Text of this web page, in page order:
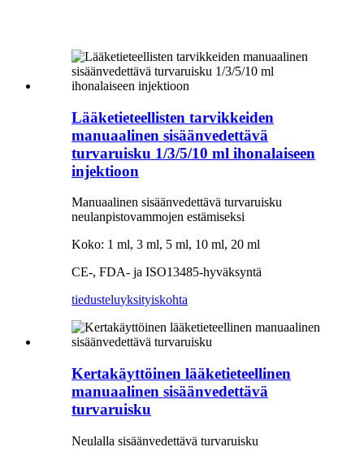
Lääketieteellisten tarvikkeiden
manuaalinen sisäänvedettävä
turvaruisku 1/3/5/10 ml ihonalaiseen
injektioon
Manuaalinen sisäänvedettävä turvaruisku
neulanpistovammojen estämiseksi
Koko: 1 ml, 3 ml, 5 ml, 10 ml, 20 ml
CE-, FDA- ja ISO13485-hyväksyntä
tiedusteluyksityiskohta
Kertakäyttöinen lääketieteellinen
manuaalinen sisäänvedettävä
turvaruisku
Neulalla sisäänvedettävä turvaruisku